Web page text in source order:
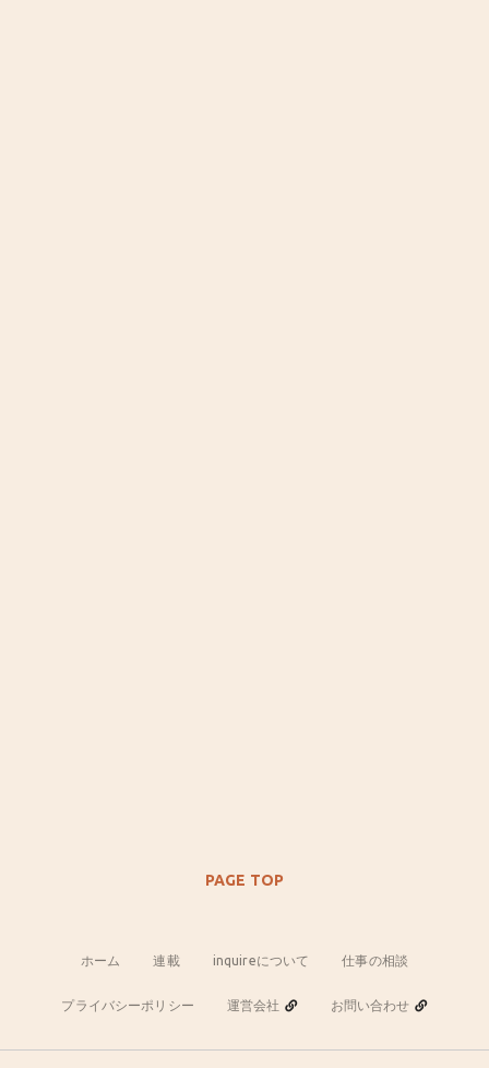
PAGE TOP
ホーム 連載 inquireについて 仕事の相談
プライバシーポリシー 運営会社 お問い合わせ